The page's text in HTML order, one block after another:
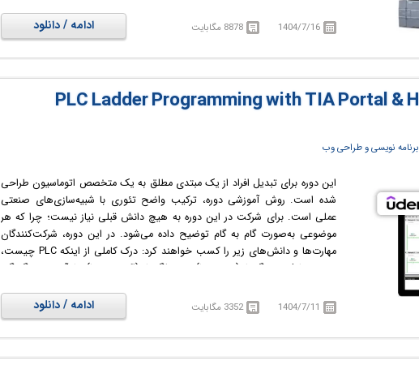
تشخیص سیستم‌های صنعتی همراهی می‌کند، بلکه امکان افزایش و به‌روزرسانی
سیستم‌ها را نیز با حفظ سازمان‌یافته‌ی منطقی فراهم می‌کند. در این سیستم،
دستگاه‌های کنترلی (PLC) نقش مترجم را بر عهده دارند.
Siemens SIMATIC STEP 7 Professional نرم افزار قدرتمند شرکت زیمنس برای
برنامه نویسی PLC های تولید شده توسط این شرکت است که در این نرم افزار تمام
ورودی و خروجی های PLC اعم از ورودی و خروجی های آنالوگ و دیجیتال، مدول
افزار پیکر بندی سخت افزاری شوند.
1404/7/16 8878 مگابایت ادامه / دانلود
برنامه نویسی و طراحی وب
این دوره برای تبدیل افراد از یک مبتدی مطلق به یک متخصص اتوماسیون طراحی
شده است. روش آموزشی دوره، ترکیب واضح تئوری با شبیه‌سازی‌های صنعتی
عملی است. برای شرکت در این دوره به هیچ دانش قبلی نیاز نیست؛ چرا که هر
موضوعی به‌صورت گام به گام توضیح داده می‌شود. در این دوره، شرکت‌کنندگان
مهارت‌ها و دانش‌های زیر را کسب خواهند کرد: درک کاملی از اینکه PLC چیست،
نحوه تعامل حسگرها (سنسورها) و عملگرها (اکچویتورها) با آن، و چگونگی
Logic)، که پرکاربردترین زبان برای برنامه‌نویسی PLC است، مسلط می‌شوند.
استفاده از کنتاکت‌های باز (Normally Open)، بسته (Normally Closed) و
دستورالعمل‌های تخصیص (Assignment) را تمرین می‌کنند و یاد می‌گیرند که
چگونه ساختارهای منطقی پیچیده بسازند.
1404/7/11 3352 مگابایت ادامه / دانلود